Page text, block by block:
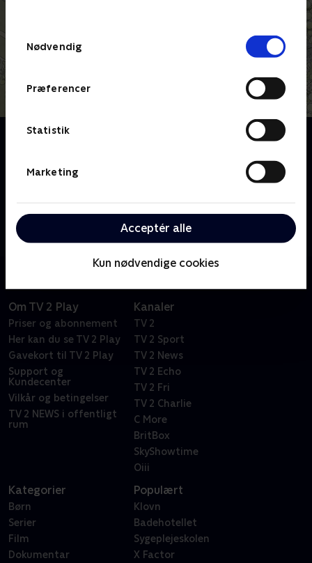
Nødvendig
Præferencer
Statistik
Marketing
Acceptér alle
Kun nødvendige cookies
Om Tre sultne mænd
Sakarya og Simon Jul, tager på en kulinarisk rejse til
deres ophav for at vise hinanden alt det, de holder af
dem er den altoverskyggende kærlighed til mad, og
at den har været med til at forme dem til de mænd,
Om TV 2 Play
Priser og abonnement
Her kan du se TV 2 Play
Gavekort til TV 2 Play
Support og
Kundecenter
Vilkår og betingelser
TV 2 NEWS i offentligt
rum
Kanaler
TV 2
TV 2 Sport
TV 2 News
TV 2 Echo
TV 2 Fri
TV 2 Charlie
C More
BritBox
SkyShowtime
Oiii
Kategorier
Børn
Serier
Film
Dokumentar
Populært
Klovn
Badehotellet
Sygeplejeskolen
X Factor